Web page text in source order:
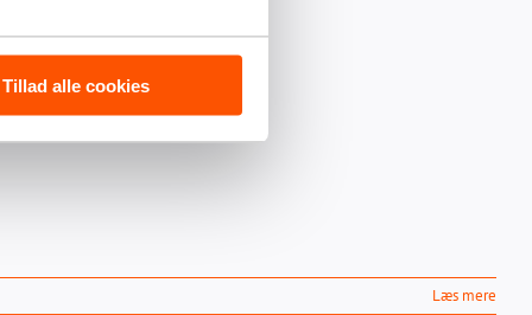
Tillad alle cookies
brandgodkendelser.
Læs mere